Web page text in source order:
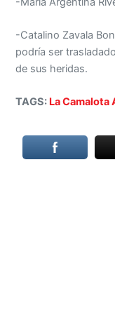
-Catalino Zavala
podría ser
de sus heridas.
TAGS: La Camalota